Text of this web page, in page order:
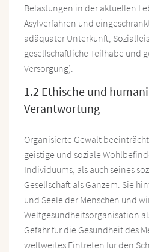
Belastungen in der aktuellen
Asylverfahren und
adäquater Unterkunft,
gesellschaftliche Teilhabe und
Versorgung).
1.2 Ethische und
Verantwortung
Organisierte Gewalt
geistige und soziale
Individuums, als auch seines
Gesellschaft als Ganzem. Sie
und Seele der Menschen und
Weltgesundheitsorganisation
Gefahr für die Gesundheit des
weltweites Eintreten für den